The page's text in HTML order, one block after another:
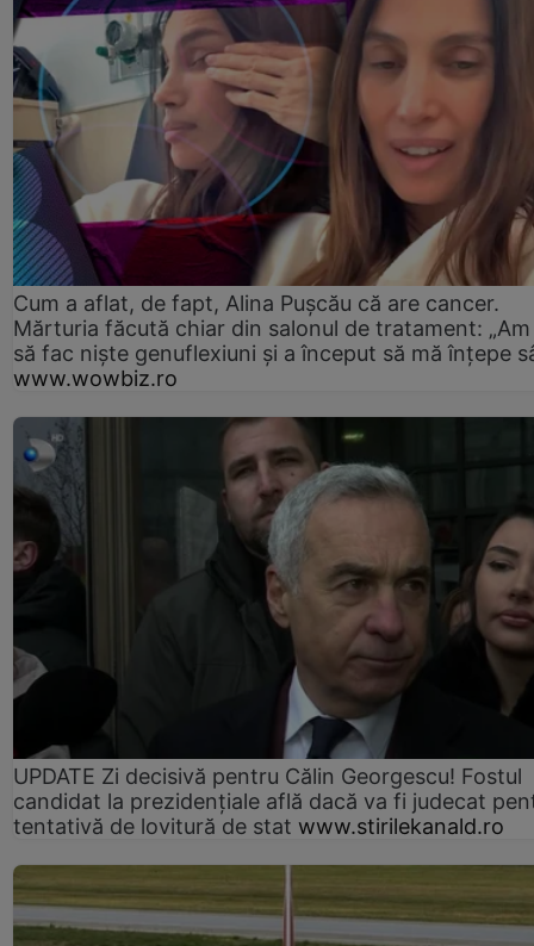
Cum a aflat, de fapt, Alina Pușcău că are cancer.
Mărturia făcută chiar din salonul de tratament:
să fac niște genuflexiuni și a început să mă înțepe
www.wowbiz.ro
UPDATE Zi decisivă pentru Călin Georgescu! Fostul
candidat la prezidențiale află dacă va fi judecat
tentativă de lovitură de stat www.stirilekanald.ro